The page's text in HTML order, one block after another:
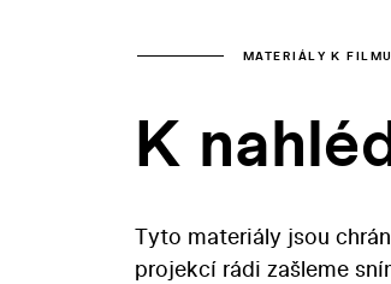
MATERIÁLY K FILMU
K
Tyto materiály jsou
projekcí rádi zašleme